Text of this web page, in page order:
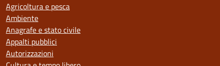
Agricoltura e pesca
Ambiente
Anagrafe e stato civile
Appalti pubblici
Autorizzazioni